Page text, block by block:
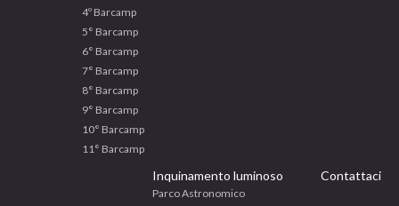
4º Barcamp
5° Barcamp
6° Barcamp
7° Barcamp
8° Barcamp
9° Barcamp
10° Barcamp
11° Barcamp
Inquinamento luminoso
Parco Astronomico
Contattaci